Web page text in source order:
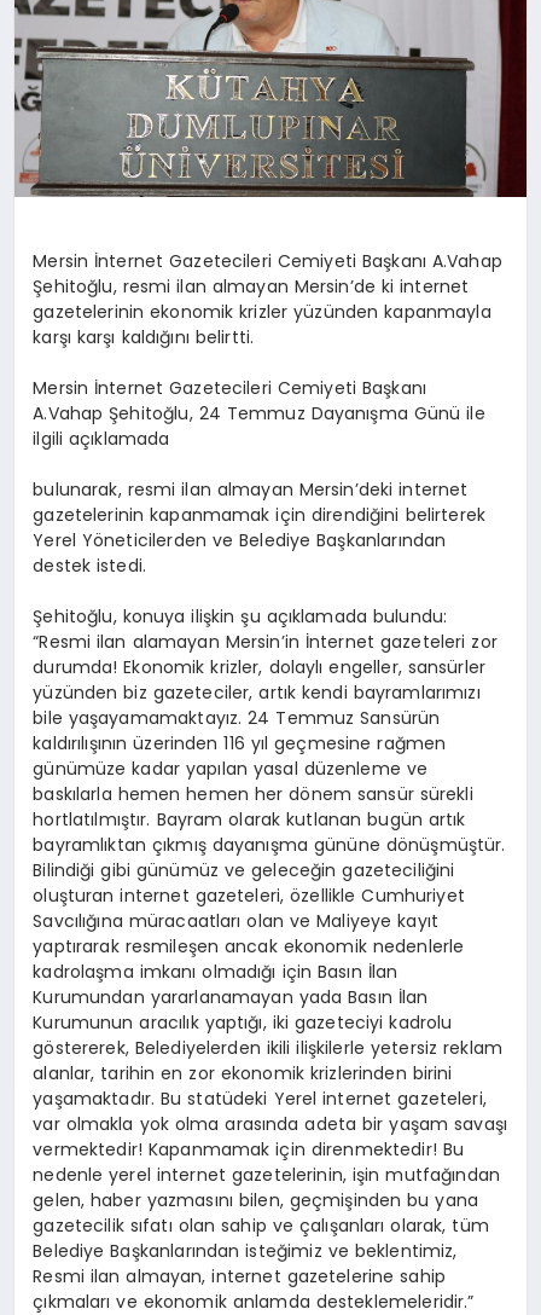
Mersin İnternet Gazetecileri Cemiyeti Başkanı A.Vahap
Şehitoğlu, resmi ilan almayan Mersin’de ki internet
gazetelerinin ekonomik krizler yüzünden kapanmayla
karşı karşı kaldığını belirtti.
Mersin İnternet Gazetecileri Cemiyeti Başkanı
A.Vahap Şehitoğlu, 24 Temmuz Dayanışma Günü ile
ilgili açıklamada
bulunarak, resmi ilan almayan Mersin’deki internet
gazetelerinin kapanmamak için direndiğini belirterek
Yerel Yöneticilerden ve Belediye Başkanlarından
destek istedi.
Şehitoğlu, konuya ilişkin şu açıklamada bulundu:
“Resmi ilan alamayan Mersin’in İnternet gazeteleri zor
durumda! Ekonomik krizler, dolaylı engeller, sansürler
yüzünden biz gazeteciler, artık kendi bayramlarımızı
bile yaşayamamaktayız. 24 Temmuz Sansürün
kaldırılışının üzerinden 116 yıl geçmesine rağmen
günümüze kadar yapılan yasal düzenleme ve
baskılarla hemen hemen her dönem sansür sürekli
hortlatılmıştır. Bayram olarak kutlanan bugün artık
bayramlıktan çıkmış dayanışma gününe dönüşmüştür.
Bilindiği gibi günümüz ve geleceğin gazeteciliğini
oluşturan internet gazeteleri, özellikle Cumhuriyet
Savcılığına müracaatları olan ve Maliyeye kayıt
yaptırarak resmileşen ancak ekonomik nedenlerle
kadrolaşma imkanı olmadığı için Basın İlan
Kurumundan yararlanamayan yada Basın İlan
Kurumunun aracılık yaptığı, iki gazeteciyi kadrolu
göstererek, Belediyelerden ikili ilişkilerle yetersiz reklam
alanlar, tarihin en zor ekonomik krizlerinden birini
yaşamaktadır. Bu statüdeki Yerel internet gazeteleri,
var olmakla yok olma arasında adeta bir yaşam savaşı
vermektedir! Kapanmamak için direnmektedir! Bu
nedenle yerel internet gazetelerinin, işin mutfağından
gelen, haber yazmasını bilen, geçmişinden bu yana
gazetecilik sıfatı olan sahip ve çalışanları olarak, tüm
Belediye Başkanlarından isteğimiz ve beklentimiz,
Resmi ilan almayan, internet gazetelerine sahip
çıkmaları ve ekonomik anlamda desteklemeleridir.”